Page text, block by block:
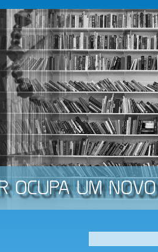
Formulário de